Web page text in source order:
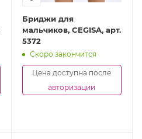
Бриджи для
мальчиков, CEGISA, арт.
5372
Скоро закончится
Цена доступна после
авторизации